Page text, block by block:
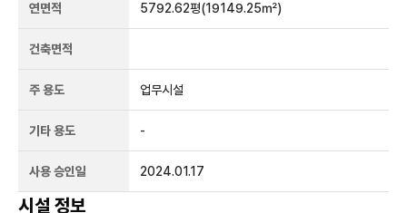
연면적 5792.62평(19149.25㎡)
건축면적
주 용도 업무시설
기타 용도 -
사용 승인일 2024.01.17
시설 정보